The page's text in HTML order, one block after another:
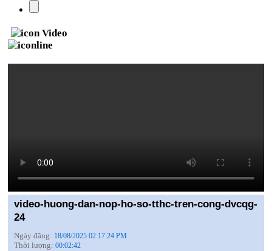
Video
video-huong-dan-nop-ho-so-tthc-tren-cong-dvcqg-
24
Ngày đăng: 18/08/2025 02:17:24 PM
Thời lượng: 00:02:42